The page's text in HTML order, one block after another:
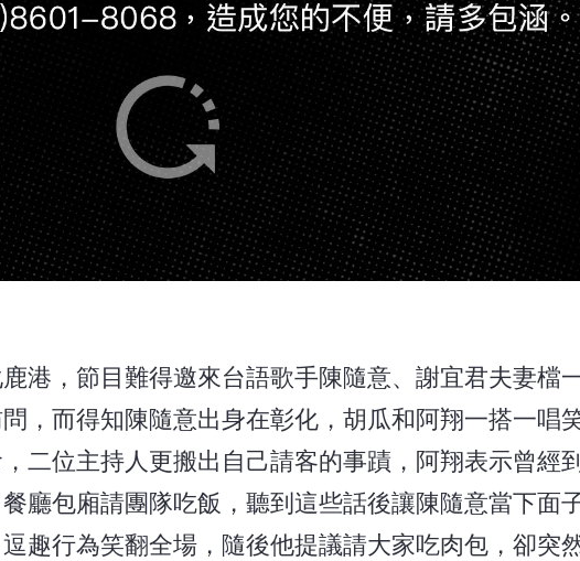
港，節目難得邀來台語歌手陳隨意、謝宜君夫妻檔
，而得知陳隨意出身在彰化，胡瓜和阿翔一搭一唱
二位主持人更搬出自己請客的事蹟，阿翔表示曾經
廳包廂請團隊吃飯，聽到這些話後讓陳隨意當下面
趣行為笑翻全場，隨後他提議請大家吃肉包，卻突